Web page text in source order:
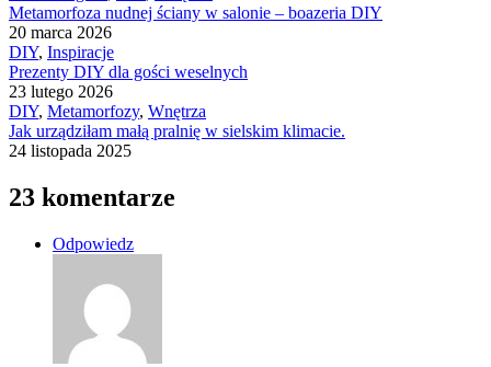
Metamorfoza nudnej ściany w salonie – boazeria DIY
20 marca 2026
DIY, Inspiracje
Prezenty DIY dla gości weselnych
23 lutego 2026
DIY, Metamorfozy, Wnętrza
Jak urządziłam małą pralnię w sielskim klimacie.
24 listopada 2025
23 komentarze
Odpowiedz